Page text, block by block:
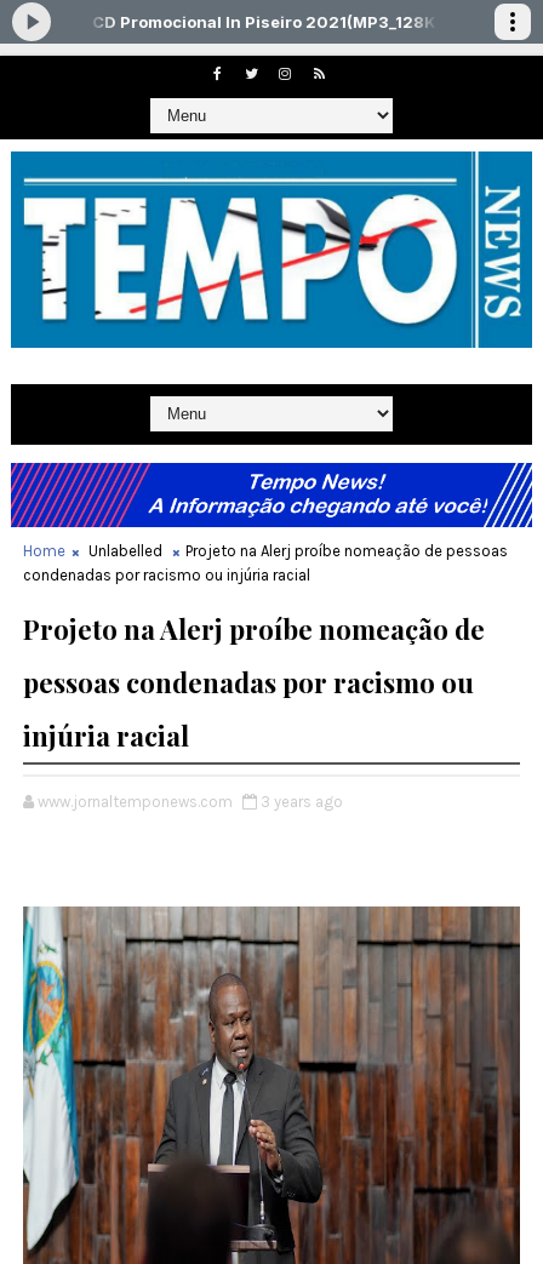
Home Unlabelled
Projeto na Alerj proíbe nomeação de pessoas
condenadas por racismo ou injúria racial
Projeto na Alerj proíbe nomeação de
pessoas condenadas por racismo ou
injúria racial
www.jornaltemponews.com 3 years ago